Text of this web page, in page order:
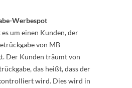
Werbespot
um einen Kunden, der
von MB
Der Kunden träumt von
das heißt, dass der
wird. Dies wird in